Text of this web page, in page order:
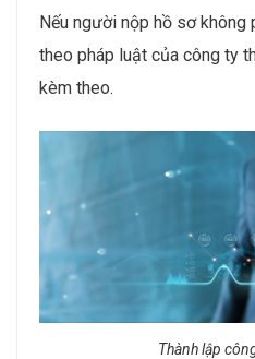
Nếu người nộp hồ sơ
theo pháp luật của công ty
kèm theo.
Thành lập